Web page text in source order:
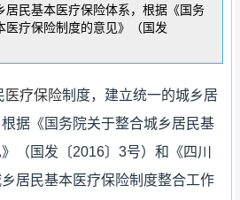
居民基本医疗保险体系，根据《国务
医疗保险制度的意见》（国发
医疗保险制度，建立统一的城乡居
据《国务院关于整合城乡居民基
（国发〔2016〕3号）和《四川
居民基本医疗保险制度整合工作